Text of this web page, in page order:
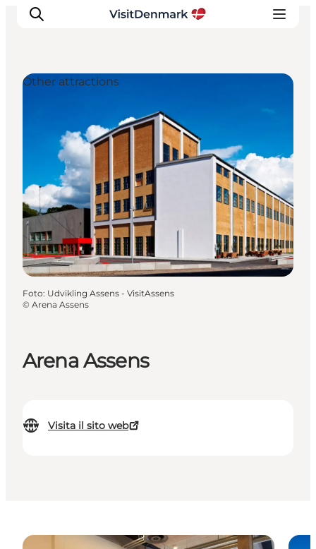
Ispirazioni
Dove andare
Cosa fare
Dove dormire
Pianifica il viaggio
Arena Assens
Visita il sito web
Other attractions
Foto: Udvikling Assens - VisitAssens
© Arena Assens